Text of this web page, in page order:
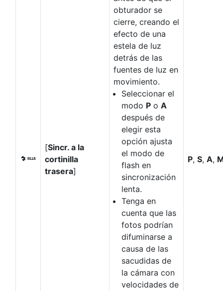
M
[Sincr. a la
cortinilla
trasera]
obturador se
cierre, creando el
efecto de una
estela de luz
detrás de las
fuentes de luz en
movimiento.
Seleccionar el
modo P o A
después de
elegir esta
opción ajusta
el modo de
flash en
sincronización
lenta.
Tenga en
cuenta que las
fotos podrían
difuminarse a
causa de las
sacudidas de
la cámara con
velocidades de
P, S, A,